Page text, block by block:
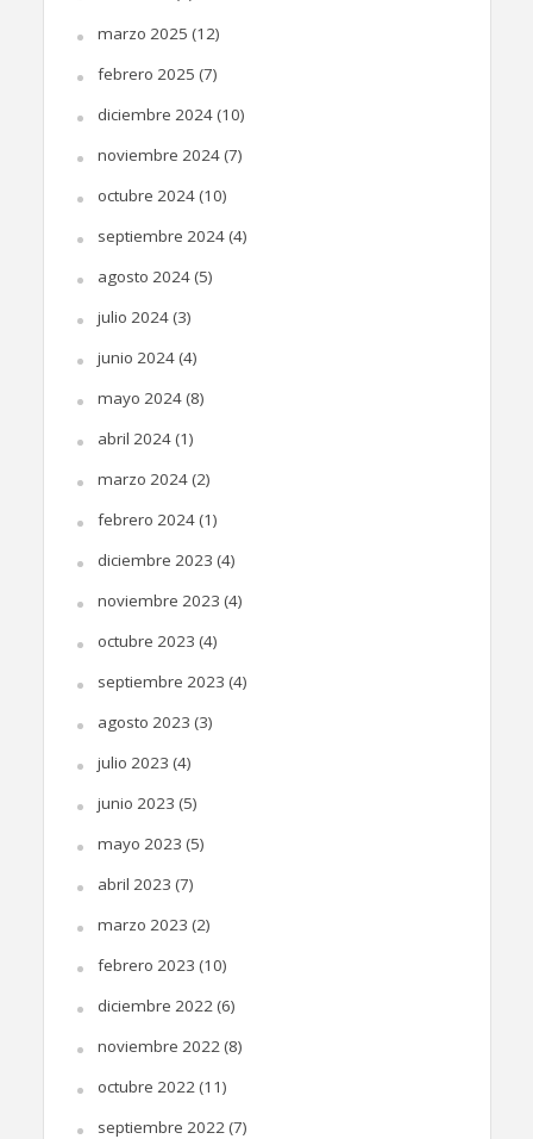
marzo 2025 (12)
febrero 2025 (7)
diciembre 2024(10)
noviembre 2024(7)
octubre 2024(10)
septiembre 2024(4)
agosto 2024(5)
julio 2024(3)
junio 2024(4)
mayo 2024(8)
abril 2024(1)
marzo 2024(2)
febrero 2024(1)
diciembre 2023 (4)
noviembre 2023 (4)
octubre 2023 (4)
septiembre 2023 (4)
agosto 2023 (3)
julio 2023 (4)
junio 2023 (5)
mayo 2023 (5)
abril 2023 (7)
marzo 2023 (2)
febrero 2023 (10)
diciembre 2022(6)
noviembre 2022(8)
octubre 2022(11)
septiembre 2022(7)